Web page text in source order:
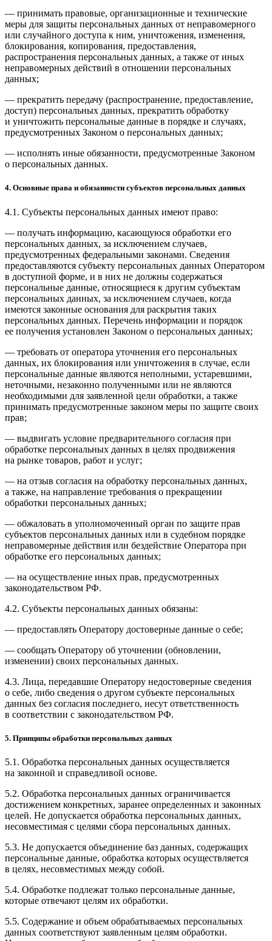
— принимать правовые, организационные и технические
меры для защиты персональных данных от неправомерного
или случайного доступа к ним, уничтожения, изменения,
блокирования, копирования, предоставления,
распространения персональных данных, а также от иных
неправомерных действий в отношении персональных
данных;
— прекратить передачу (распространение, предоставление,
доступ) персональных данных, прекратить обработку
и уничтожить персональные данные в порядке и случаях,
предусмотренных Законом о персональных данных;
— исполнять иные обязанности, предусмотренные Законом
о персональных данных.
4. Основные права и обязанности субъектов персональных данных
4.1. Субъекты персональных данных имеют право:
— получать информацию, касающуюся обработки его
персональных данных, за исключением случаев,
предусмотренных федеральными законами. Сведения
предоставляются субъекту персональных данных Оператором
в доступной форме, и в них не должны содержаться
персональные данные, относящиеся к другим субъектам
персональных данных, за исключением случаев, когда
имеются законные основания для раскрытия таких
персональных данных. Перечень информации и порядок
ее получения установлен Законом о персональных данных;
— требовать от оператора уточнения его персональных
данных, их блокирования или уничтожения в случае, если
персональные данные являются неполными, устаревшими,
неточными, незаконно полученными или не являются
необходимыми для заявленной цели обработки, а также
принимать предусмотренные законом меры по защите своих
прав;
— выдвигать условие предварительного согласия при
обработке персональных данных в целях продвижения
на рынке товаров, работ и услуг;
— на отзыв согласия на обработку персональных данных,
а также, на направление требования о прекращении
обработки персональных данных;
— обжаловать в уполномоченный орган по защите прав
субъектов персональных данных или в судебном порядке
неправомерные действия или бездействие Оператора при
обработке его персональных данных;
— на осуществление иных прав, предусмотренных
законодательством РФ.
4.2. Субъекты персональных данных обязаны:
— предоставлять Оператору достоверные данные о себе;
— сообщать Оператору об уточнении (обновлении,
изменении) своих персональных данных.
4.3. Лица, передавшие Оператору недостоверные сведения
о себе, либо сведения о другом субъекте персональных
данных без согласия последнего, несут ответственность
в соответствии с законодательством РФ.
5. Принципы обработки персональных данных
5.1. Обработка персональных данных осуществляется
на законной и справедливой основе.
5.2. Обработка персональных данных ограничивается
достижением конкретных, заранее определенных и законных
целей. Не допускается обработка персональных данных,
несовместимая с целями сбора персональных данных.
5.3. Не допускается объединение баз данных, содержащих
персональные данные, обработка которых осуществляется
в целях, несовместимых между собой.
5.4. Обработке подлежат только персональные данные,
которые отвечают целям их обработки.
5.5. Содержание и объем обрабатываемых персональных
данных соответствуют заявленным целям обработки.